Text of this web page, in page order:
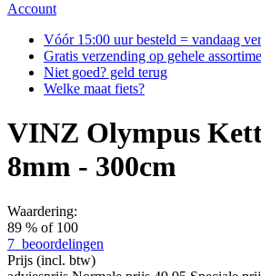
Account
Vóór 15:00 uur besteld = vandaag
Gratis verzending op gehele
Niet goed? geld terug
Welke maat fiets?
VINZ Olympus
8mm - 300cm
Waardering:
89 % of 100
7 beoordelingen
Prijs (incl. btw)